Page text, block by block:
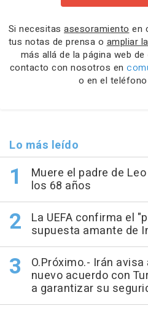
Si necesitas asesoramiento en
tus notas de prensa o ampliar
más allá de la página web de
contacto con nosotros en
o en el teléfono
Lo más leído
Muere el padre de
los 68 años
La UEFA confirma el
supuesta amante de
O.Próximo.- Irán
nuevo acuerdo con
a garantizar su